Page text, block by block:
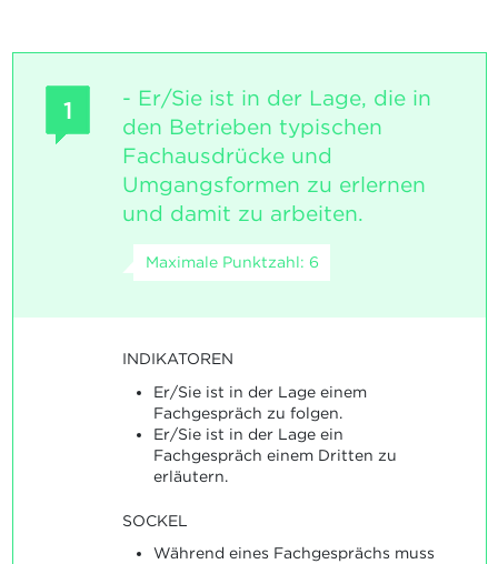
1
- Er/Sie ist in der Lage, die in
den Betrieben typischen
Fachausdrücke und
Umgangsformen zu erlernen
und damit zu arbeiten.
Maximale Punktzahl: 6
INDIKATOREN
Er/Sie ist in der Lage einem
Fachgespräch zu folgen.
Er/Sie ist in der Lage ein
Fachgespräch einem Dritten zu
erläutern.
SOCKEL
Während eines Fachgesprächs muss